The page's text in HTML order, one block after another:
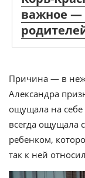
важное —
Причина — в
Александра
ощущала на
всегда ощущала
ребенком,
так к ней